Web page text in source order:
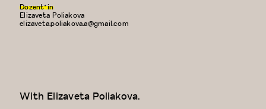
With Elizaveta Poliakova.
Dozent*in
Elizaveta Poliakova
E-
elizaveta.poliakova.a@gmail.com